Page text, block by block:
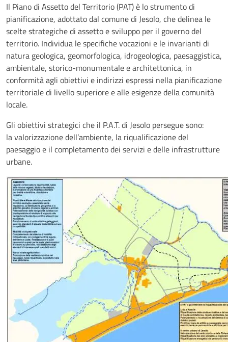
Il Piano di Assetto del Territorio (PAT) è lo strumento di
pianificazione, adottato dal comune di Jesolo, che delinea le
scelte strategiche di assetto e sviluppo per il governo del
territorio. Individua le specifiche vocazioni e le invarianti di
natura geologica, geomorfologica, idrogeologica, paesaggistica,
ambientale, storico-monumentale e architettonica, in
conformità agli obiettivi e indirizzi espressi nella pianificazione
territoriale di livello superiore e alle esigenze della comunità
locale.
Gli obiettivi strategici che il P.A.T. di Jesolo persegue sono:
la valorizzazione dell’ambiente, la riqualificazione del
paesaggio e il completamento dei servizi e delle infrastrutture
urbane.